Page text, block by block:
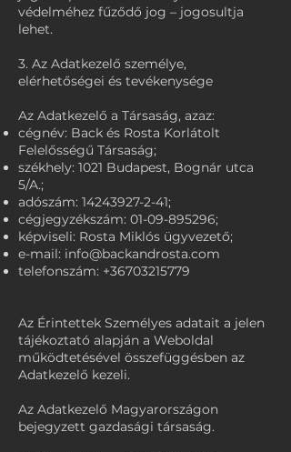
védelméhez fűződő jog – jogosultja
lehet.
3. Az Adatkezelő személye,
elérhetőségei és tevékenysége
Az Adatkezelő a Társaság, azaz:
cégnév: Back és Rosta Korlátolt
Felelősségű Társaság;
székhely: 1021 Budapest, Bognár utca
5/A.;
adószám: 14243927-2-41;
cégjegyzékszám: 01-09-895296;
képviseli: Rosta Miklós ügyvezető;
e-mail: info@backandrosta.com
telefonszám: +36703215779
Az Érintettek Személyes adatait a jelen
tájékoztató alapján a Weboldal
működtetésével összefüggésben az
Adatkezelő kezeli.
Az Adatkezelő Magyarországon
bejegyzett gazdasági társaság.